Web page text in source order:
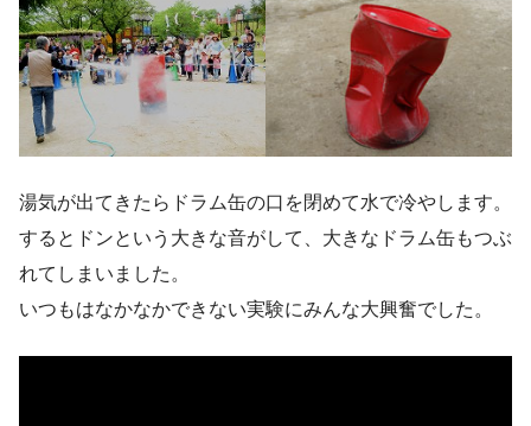
湯気が出てきたらドラム缶の口を閉めて水で冷やします。
するとドンという大きな音がして、大きなドラム缶もつぶ
れてしまいました。
いつもはなかなかできない実験にみんな大興奮でした。